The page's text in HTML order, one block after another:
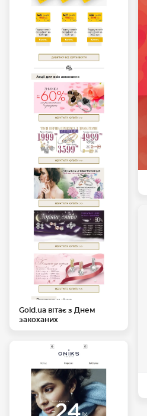
Gold.ua вітає з Днем
закоханих